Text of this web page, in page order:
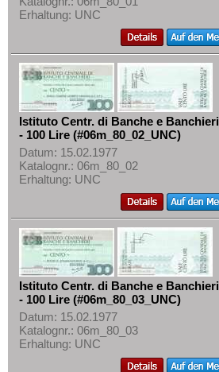
Russland
San Marino
Schottland
Schweden
Schweiz
Serbien
Slowakei
Spanien
Spitzbergen
Tatarstan
Transnistrien
Tschechische Republik
Tschechoslowakei
Zahlungsbedingungen
Privatsphäre und Datenschutz
Widerrufsbelehrung
Liefer- und Versandkosten
AGB
Impressum
Erhaltung: UNC
Istituto Centr. di Banche e Banchieri
- 100 Lire (#06m_80_02_UNC)
Datum: 15.02.1977
Katalognr.: 06m_80_02
Erhaltung: UNC
Istituto Centr. di Banche e Banchieri
- 100 Lire (#06m_80_03_UNC)
Datum: 15.02.1977
Katalognr.: 06m_80_03
Erhaltung: UNC